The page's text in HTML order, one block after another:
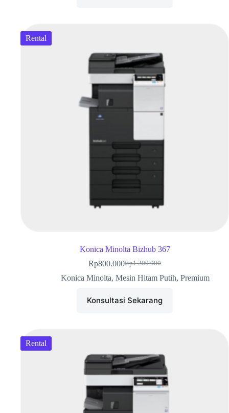
Rental
Konica Minolta Bizhub 367
Rp1.200.000
Rp800.000
Konica Minolta, Mesin Hitam Putih, Premium
Konsultasi Sekarang
Rental